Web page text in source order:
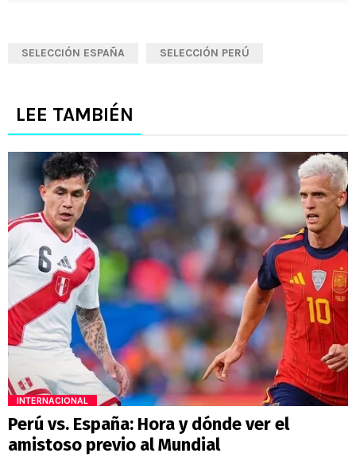
SELECCIÓN ESPAÑA SELECCIÓN PERÚ
LEE TAMBIÉN
INTERNACIONAL
Perú vs. España: Hora y dónde ver el
amistoso previo al Mundial